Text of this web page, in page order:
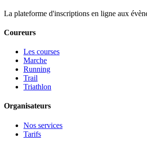
La plateforme d'inscriptions en ligne aux
Coureurs
Les courses
Marche
Running
Trail
Triathlon
Organisateurs
Nos services
Tarifs